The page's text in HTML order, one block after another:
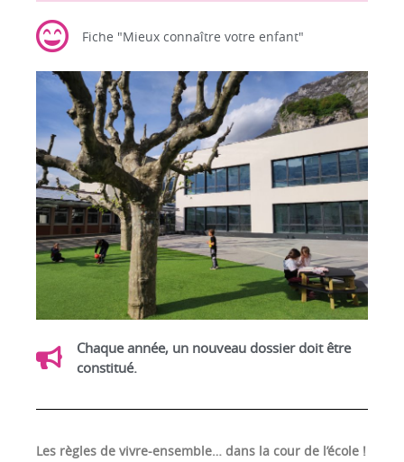
Fiche "Mieux connaître votre enfant"
Chaque année, un nouveau dossier doit être
constitué.
Les règles de vivre-ensemble… dans la cour de l’école !